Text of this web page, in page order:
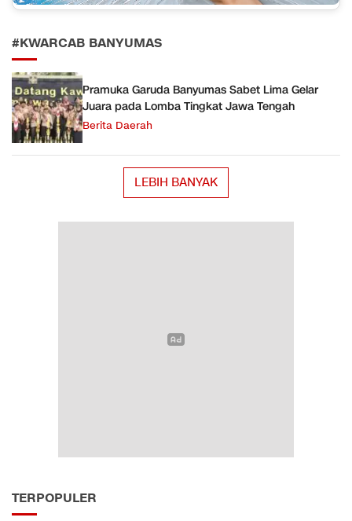
#KWARCAB BANYUMAS
Pramuka Garuda Banyumas Sabet Lima Gelar
Juara pada Lomba Tingkat Jawa Tengah
Berita Daerah
LEBIH BANYAK
TERPOPULER